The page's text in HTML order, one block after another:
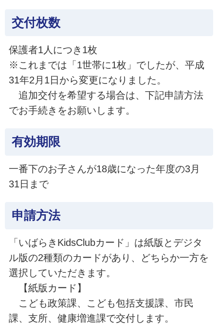
交付枚数
保護者1人につき1枚
※これまでは「1世帯に1枚」でしたが、平成
31年2月1日から変更になりました。
追加交付を希望する場合は、下記申請方法
でお手続きをお願いします。
有効期限
一番下のお子さんが18歳になった年度の3月
31日まで
申請方法
「いばらきKidsClubカード」は紙版とデジタ
ル版の2種類のカードがあり、どちらか一方を
選択していただきます。
【紙版カード】
こども政策課、こども包括支援課、市民
課、支所、健康増進課で交付します。